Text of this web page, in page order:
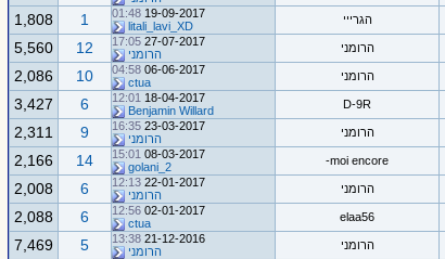
הגרייי 19-09-2017
01:48
litali_lavi_XD
1
1,808
הרומני 27-07-2017
17:05
הרומני
12
5,560
הרומני 06-06-2017
04:58
ctua
10
2,086
D-9R
18-04-2017
12:01
Benjamin Willard
6
3,427
הרומני 23-03-2017
16:35
הרומני
9
2,311
moi encore-
08-03-2017
15:01
golani_2
14
2,166
הרומני 22-01-2017
12:13
הרומני
6
2,008
elaa56
02-01-2017
12:56
ctua
6
2,088
הרומני 21-12-2016
13:38
הרומני
5
7,469